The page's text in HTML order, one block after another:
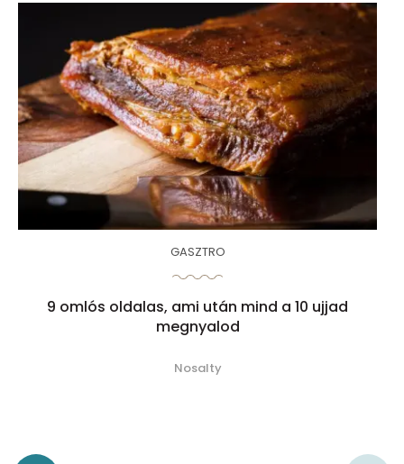
GASZTRO
9 omlós oldalas, ami után mind a 10 ujjad
megnyalod
Nosalty